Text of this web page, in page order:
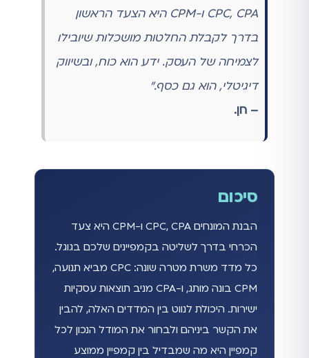
CPC, CPA ו-CPM היא הצעד הראשון
בדרך לקבלת החלטות מושכלות שיובילו
לצמיחה של העסק. ידע הוא כוח, ובשיווק
דיגיטלי, הוא גם כסף."
– חן.
סיכום
הבנת המונחים CPC, CPA ו-CPM היא צעד
הכרחי בדרך לשליטה בקמפיינים שלכם בגוגל.
כל מדד משרת מטרה שונה: CPC מביא תנועה,
CPM בונה מותג, ו-CPA מניב תוצאות עסקיות
ישירות. היכולת לנווט בין המדדים האלה, להבין
את הקשר ביניהם ולבחור את המודל הנכון לכל
קמפיין היא מה שמבדיל בין קמפיין ממוצע